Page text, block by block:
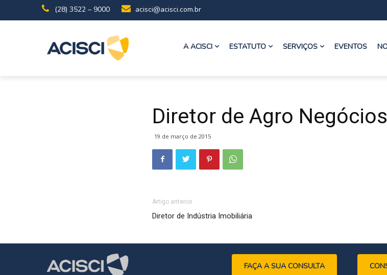
(28) 3522 – 9000 acisci@acisci.com.br
A ACISCI ESTATUTO SERVIÇOS EVENTOS
Diretor de Agro
19 de março de 2015
Artigo anterior
Diretor de Indústria Imobiliária
FAÇA A SUA CONSULTA